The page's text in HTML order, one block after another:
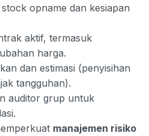
opname dan kesiapan
aktif, termasuk
harga.
dan estimasi (penyisihan
tangguhan).
auditor grup untuk
manajemen risiko